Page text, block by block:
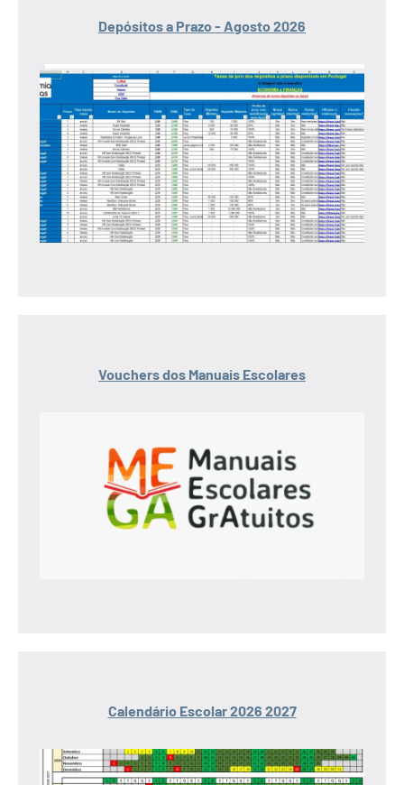
Depósitos a Prazo - Agosto 2026
Vouchers dos Manuais Escolares
Calendário Escolar 2026 2027